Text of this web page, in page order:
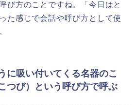
び方のことですね。「今日はと
た感じで会話や呼び方として使
に吸い付いてくる名器のこ
つび）という呼び方で呼ぶ